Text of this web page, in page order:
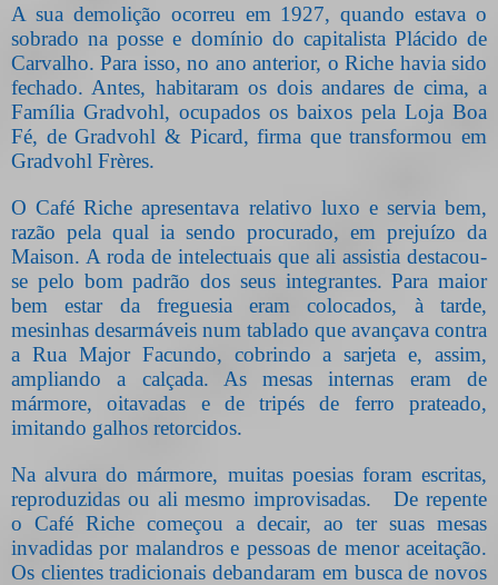
A sua demolição ocorreu em 1927, quando estava o
sobrado na posse e domínio do capitalista Plácido de
Carvalho. Para isso, no ano anterior, o Riche havia sido
fechado. Antes, habitaram os dois andares de cima, a
Família Gradvohl, ocupados os baixos pela Loja Boa
Fé, de Gradvohl & Picard, firma que transformou em
Gradvohl Frères.
O Café Riche apresentava relativo luxo e servia bem,
razão pela qual ia sendo procurado, em prejuízo da
Maison. A roda de intelectuais que ali assistia destacou-
se pelo bom padrão dos seus integrantes. Para maior
bem estar da freguesia eram colocados, à tarde,
mesinhas desarmáveis num tablado que avançava contra
a Rua Major Facundo, cobrindo a sarjeta e, assim,
ampliando a calçada. As mesas internas eram de
mármore, oitavadas e de tripés de ferro prateado,
imitando galhos retorcidos.
Na alvura do mármore, muitas poesias foram escritas,
reproduzidas ou ali mesmo improvisadas.
De repente
o Café Riche começou a decair, ao ter suas mesas
invadidas por malandros e pessoas de menor aceitação.
Os clientes tradicionais debandaram em busca de novos